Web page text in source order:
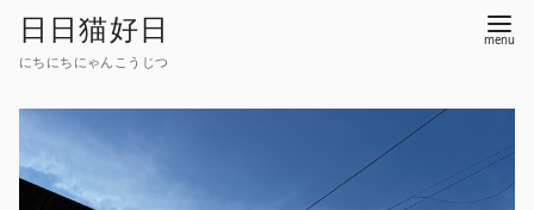
日日猫好日
にちにちにゃんこうじつ